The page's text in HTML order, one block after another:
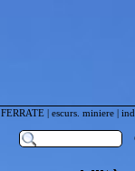
FERRATE escurs. miniere